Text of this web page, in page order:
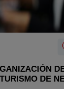
DE